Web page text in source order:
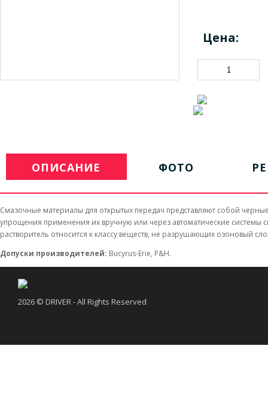
Цена:
ОПИСАНИЕ ФОТО
Смазочные материалы для открытых передач представляют собой
упрощения применения их вручную или через автоматические системы
растворитель относится к классу веществ, не разрушающих озоновый
Допуски производителей: Bucyrus-Erie, P&H.
2026 © DRIVER - All Rights Reserved